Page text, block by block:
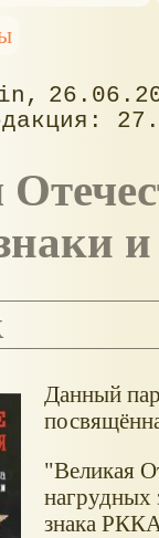
Данный
"Великая
нагрудных
знака